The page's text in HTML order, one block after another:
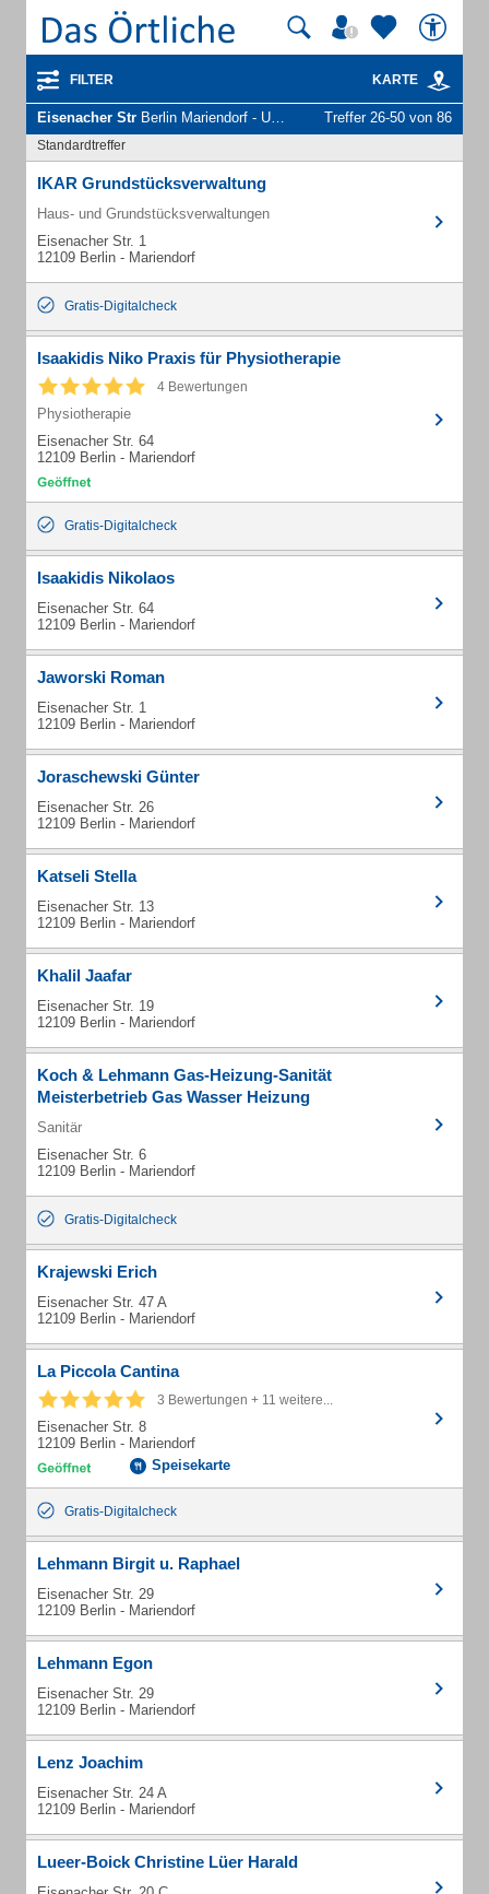
FILTER KARTE
Eisenacher Str Berlin Mariendorf - Unternehmen und Personen Treffer 26-50 von 86
Standardtreffer
IKAR Grundstücksverwaltung
Haus- und Grundstücksverwaltungen
Eisenacher Str. 1
12109 Berlin - Mariendorf
Gratis-Digitalcheck
Isaakidis Niko Praxis für Physiotherapie
4 Bewertungen
Physiotherapie
Eisenacher Str. 64
12109 Berlin - Mariendorf
Gratis-Digitalcheck
Isaakidis Nikolaos
Eisenacher Str. 64
12109 Berlin - Mariendorf
Jaworski Roman
Eisenacher Str. 1
12109 Berlin - Mariendorf
Joraschewski Günter
Eisenacher Str. 26
12109 Berlin - Mariendorf
Katseli Stella
Eisenacher Str. 13
12109 Berlin - Mariendorf
Khalil Jaafar
Eisenacher Str. 19
12109 Berlin - Mariendorf
Koch & Lehmann Gas-Heizung-Sanität
Meisterbetrieb Gas Wasser Heizung
Sanitär
Eisenacher Str. 6
12109 Berlin - Mariendorf
Gratis-Digitalcheck
Krajewski Erich
Eisenacher Str. 47 A
12109 Berlin - Mariendorf
La Piccola Cantina
3 Bewertungen + 11 weitere...
Eisenacher Str. 8
12109 Berlin - Mariendorf
Speisekarte
Gratis-Digitalcheck
Lehmann Birgit u. Raphael
Eisenacher Str. 29
12109 Berlin - Mariendorf
Lehmann Egon
Eisenacher Str. 29
12109 Berlin - Mariendorf
Lenz Joachim
Eisenacher Str. 24 A
12109 Berlin - Mariendorf
Lueer-Boick Christine Lüer Harald